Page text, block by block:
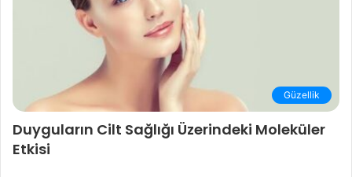
Güzellik
Duyguların Cilt Sağlığı Üzerindeki Moleküler
Etkisi